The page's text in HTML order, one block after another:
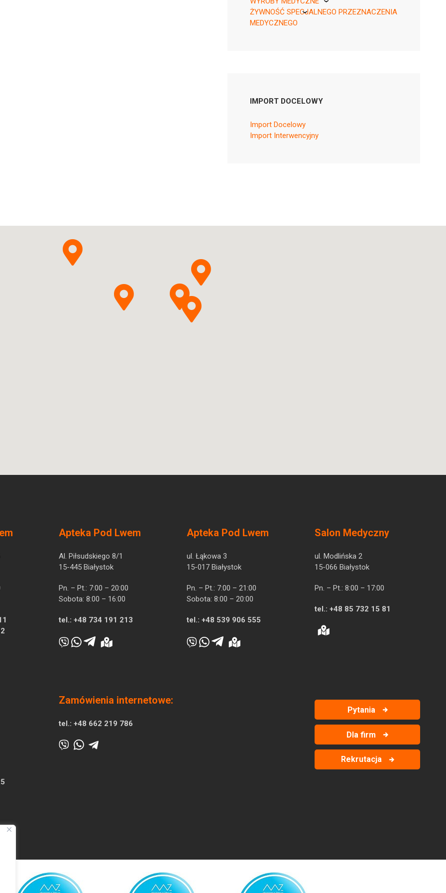
KikGel
ŻYWNOŚĆ SPECJALNEGO PRZEZNACZENIA
MEDYCZNEGO
IMPORT DOCELOWY
Import Docelowy
Import Interwencyjny
Apteka Pod Lwem
Al. Piłsudskiego 8/1
15-445 Białystok
Pn. – Pt.: 7:00 – 20:00
Sobota: 8:00 – 16:00
tel.: +48 734 191 213
Apteka Pod Lwem
ul. Łąkowa 3
15-017 Białystok
Pn. – Pt.: 7:00 – 21:00
Sobota: 8:00 – 20:00
tel.: +48 539 906 555
Salon Medyczny
ul. Modlińska 2
15-066 Białystok
Pn. – Pt.: 8:00 – 17:00
tel.: +48 85 732 15 81
Zamówienia internetowe:
tel.: +48 662 219 786
Pytania
Dla firm
Rekrutacja